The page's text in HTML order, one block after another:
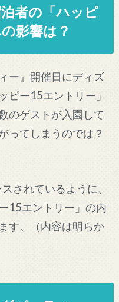
者の「ハッピ
影響は？
ー』開催日にディズ
ピー15エントリー」
のゲストが入園して
ってしまうのでは？
されているように、
15エントリー」の内
す。（内容は明らか